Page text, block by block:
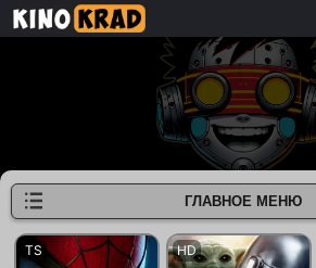
ГЛАВНОЕ МЕНЮ